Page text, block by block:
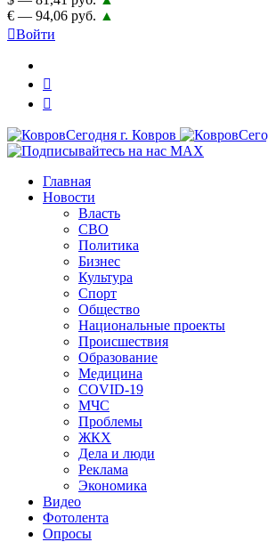
€ — 94,06 руб. ▲
Войти
Главная
Новости
Власть
СВО
Политика
Бизнес
Культура
Спорт
Общество
Национальные проекты
Происшествия
Образование
Медицина
COVID-19
МЧС
Проблемы
ЖКХ
Дела и люди
Реклама
Экономика
Видео
Фотолента
Опросы